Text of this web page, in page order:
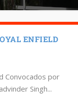
ENFIELD
Convocados por
Singh...